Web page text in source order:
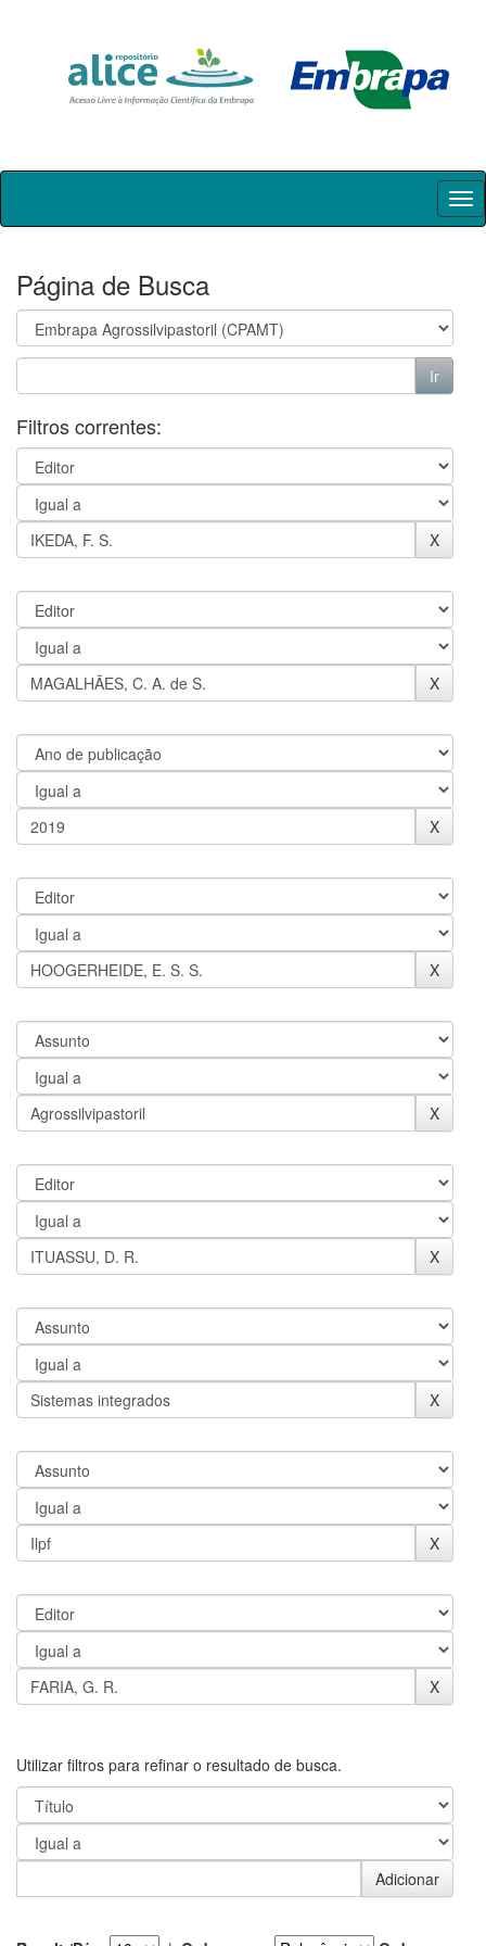
Skip
Página de Busca
Filtros correntes:
Utilizar filtros para refinar o resultado de busca.